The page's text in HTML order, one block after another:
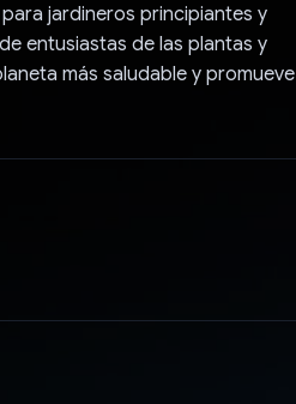
jardineros principiantes y
entusiastas de las plantas y
más saludable y promueve